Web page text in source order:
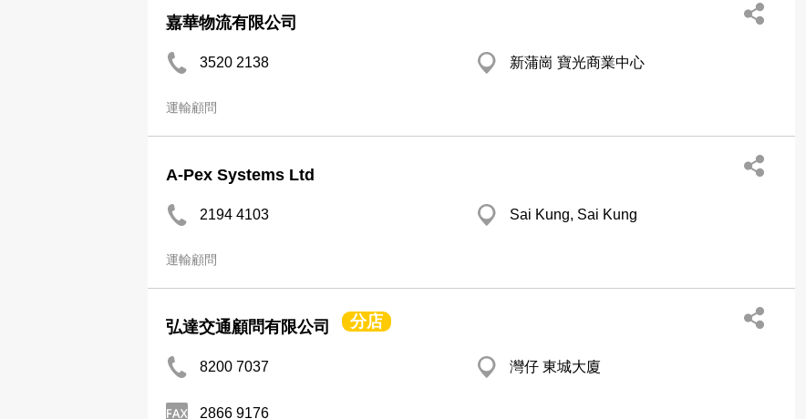
嘉華物流有限公司
3520 2138 新蒲崗 寶光商業中心
運輸顧問
A-Pex Systems Ltd
2194 4103 Sai Kung, Sai Kung
運輸顧問
弘達交通顧問有限公司 分店
8200 7037 灣仔 東城大廈
2866 9176